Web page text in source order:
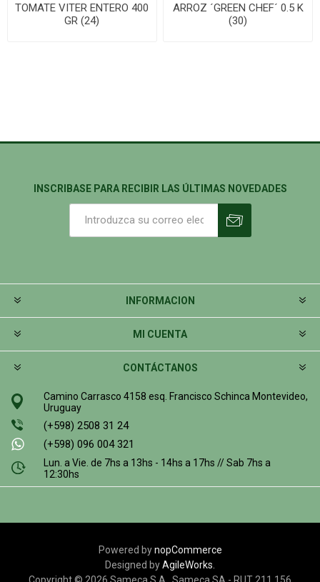
TOMATE VITER ENTERO 400
GR (24)
ARROZ ´GREEN CHEF´ 0.5 K
(30)
INSCRIBASE PARA RECIBIR LAS ÚLTIMAS NOVEDADES
INFORMACION
MI CUENTA
CONTÁCTANOS
Camino Carrasco 4158 esq. Francisco Schinca Montevideo,
Uruguay
(+598) 2508 31 24
(+598) 096 004 321
Lun. a Vie. de 7hs a 13hs - 14hs a 17hs // Sab 7hs a
12:30hs
Powered bynopCommerce
Designed byAgileWorks.
Copyright © 2026 Sameca S.A.. Sameca SA - RUT 211 156